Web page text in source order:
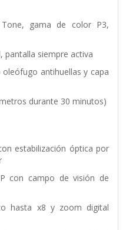
Tone, gama de color P3,
pantalla siempre activa
antihuellas y capa
durante 30 minutos)
estabilización óptica por
con campo de visión de
hasta x8 y zoom digital